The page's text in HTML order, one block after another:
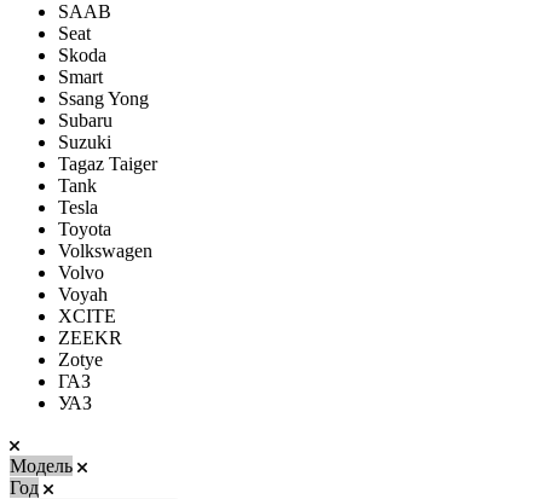
SAAB
Seat
Skoda
Smart
Ssang Yong
Subaru
Suzuki
Tagaz Taiger
Tank
Tesla
Toyota
Volkswagen
Volvo
Voyah
XCITE
ZEEKR
Zotye
ГАЗ
УАЗ
Модель
Год